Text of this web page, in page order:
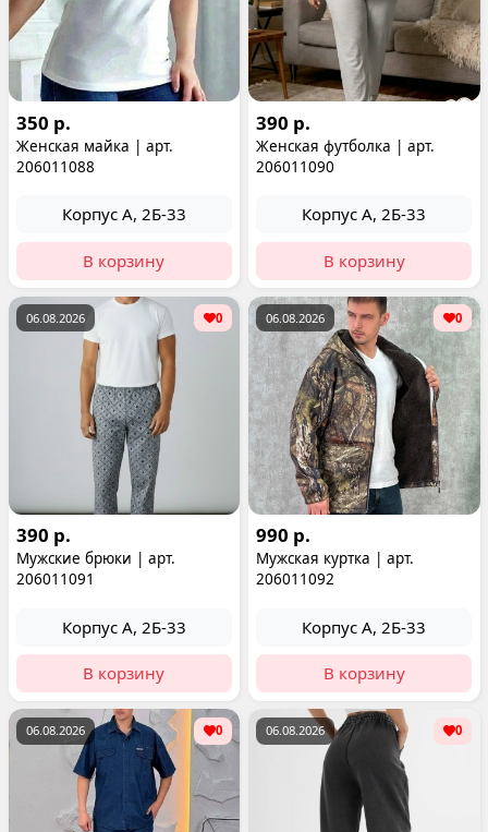
350 р.
Женская майка | арт.
206011088
Корпус А, 2Б-33
В корзину
390 р.
Женская футболка | арт.
206011090
Корпус А, 2Б-33
В корзину
06.08.2026 0
390 р.
Мужские брюки | арт.
206011091
Корпус А, 2Б-33
В корзину
06.08.2026 0
990 р.
Мужская куртка | арт.
206011092
Корпус А, 2Б-33
В корзину
06.08.2026 0 06.08.2026 0